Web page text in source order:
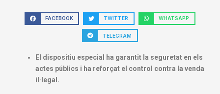
FACEBOOK TWITTER WHATSAPP
TELEGRAM
El dispositiu especial ha garantit la seguretat en els
actes públics i ha reforçat el control contra la venda
il·legal.